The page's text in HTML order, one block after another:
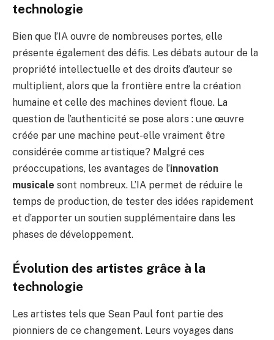
technologie
Bien que l’IA ouvre de nombreuses portes, elle
présente également des défis. Les débats autour de la
propriété intellectuelle et des droits d’auteur se
multiplient, alors que la frontière entre la création
humaine et celle des machines devient floue. La
question de l’authenticité se pose alors : une œuvre
créée par une machine peut-elle vraiment être
considérée comme artistique? Malgré ces
préoccupations, les avantages de l’innovation
musicale sont nombreux. L’IA permet de réduire le
temps de production, de tester des idées rapidement
et d’apporter un soutien supplémentaire dans les
phases de développement.
Évolution des artistes grâce à la
technologie
Les artistes tels que Sean Paul font partie des
pionniers de ce changement. Leurs voyages dans